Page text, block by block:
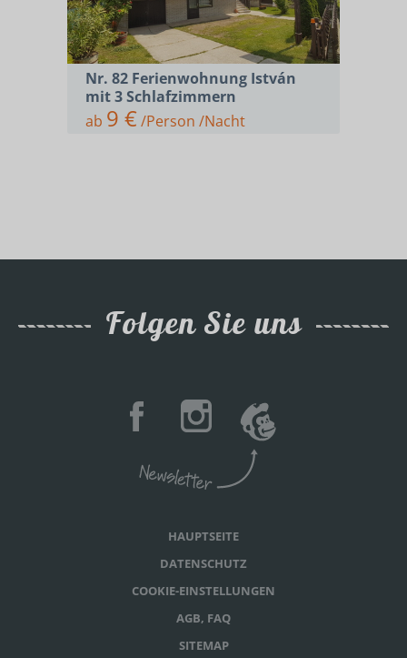
Nr. 82 Ferienwohnung István
mit 3 Schlafzimmern
ab 9 €/Person /Nacht
Folgen Sie uns
HAUPTSEITE
DATENSCHUTZ
COOKIE-EINSTELLUNGEN
AGB, FAQ
SITEMAP